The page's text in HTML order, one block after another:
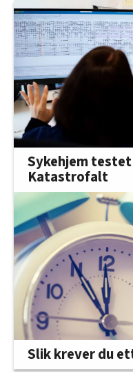
Sykehjem
Katastrofalt
Slik krever du